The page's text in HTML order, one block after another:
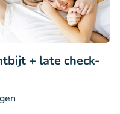
+ late check-